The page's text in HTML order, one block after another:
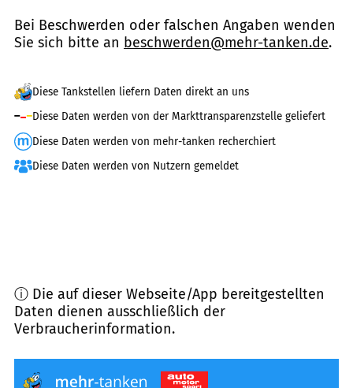
Bei Beschwerden oder falschen Angaben wenden
Sie sich bitte an beschwerden@mehr-tanken.de.
Diese Tankstellen liefern Daten direkt an uns
Diese Daten werden von der Markttransparenzstelle geliefert
Diese Daten werden von mehr-tanken recherchiert
Diese Daten werden von Nutzern gemeldet
ⓘ Die auf dieser Webseite/App bereitgestellten
Daten dienen ausschließlich der
Verbraucherinformation.